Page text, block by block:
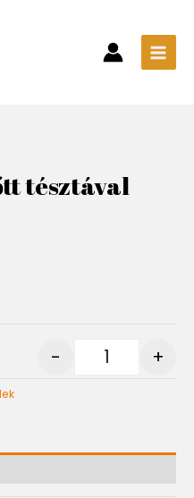
tésztával
- +